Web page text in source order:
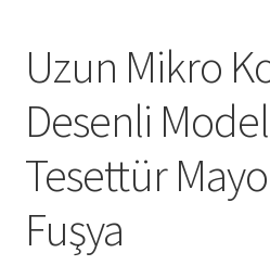
Uzun Mikro
Desenli
Tesettür
Fuşya